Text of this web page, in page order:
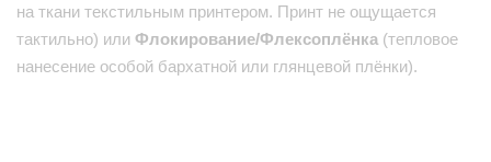
на ткани текстильным принтером. Принт не ощущается
тактильно) или Флокирование/Флексоплёнка (тепловое
нанесение особой бархатной или глянцевой плёнки).